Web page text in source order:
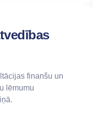
finanšu un
lēmumu